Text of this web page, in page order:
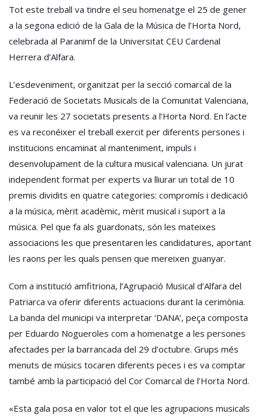
Tot este treball va tindre el seu homenatge el 25 de gener
a la segona edició de la Gala de la Música de l’Horta Nord,
celebrada al Paranimf de la Universitat CEU Cardenal
Herrera d’Alfara.
L’esdeveniment, organitzat per la secció comarcal de la
Federació de Societats Musicals de la Comunitat Valenciana,
va reunir les 27 societats presents a l’Horta Nord. En l’acte
es va reconéixer el treball exercit per diferents persones i
institucions encaminat al manteniment, impuls i
desenvolupament de la cultura musical valenciana. Un jurat
independent format per experts va lliurar un total de 10
premis dividits en quatre categories: compromís i dedicació
a la música, mèrit acadèmic, mèrit musical i suport a la
música. Pel que fa als guardonats, són les mateixes
associacions les que presentaren les candidatures, aportant
les raons per les quals pensen que mereixen guanyar.
Com a institució amfitriona, l’Agrupació Musical d’Alfara del
Patriarca va oferir diferents actuacions durant la cerimònia.
La banda del municipi va interpretar ‘DANA’, peça composta
per Eduardo Nogueroles com a homenatge a les persones
afectades per la barrancada del 29 d’octubre. Grups més
menuts de músics tocaren diferents peces i es va comptar
també amb la participació del Cor Comarcal de l’Horta Nord.
«Esta gala posa en valor tot el que les agrupacions musicals